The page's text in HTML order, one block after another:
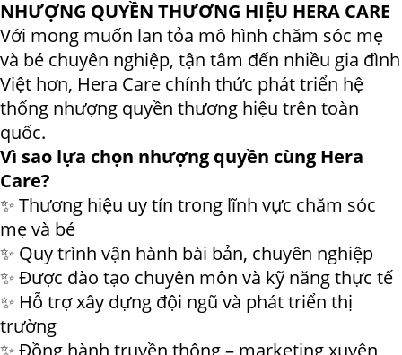
NHƯỢNG QUYỀN THƯƠNG HIỆU HERA CARE
Với mong muốn lan tỏa mô hình chăm sóc mẹ
và bé chuyên nghiệp, tận tâm đến nhiều gia đình
Việt hơn, Hera Care chính thức phát triển hệ
thống nhượng quyền thương hiệu trên toàn
quốc.
Vì sao lựa chọn nhượng quyền cùng Hera
Care?
✨ Thương hiệu uy tín trong lĩnh vực chăm sóc
mẹ và bé
✨ Quy trình vận hành bài bản, chuyên nghiệp
✨ Được đào tạo chuyên môn và kỹ năng thực tế
✨ Hỗ trợ xây dựng đội ngũ và phát triển thị
trường
✨ Đồng hành truyền thông – marketing xuyên